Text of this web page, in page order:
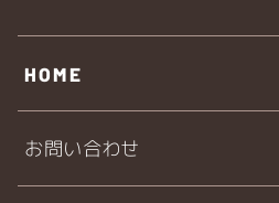
HOME
お問い合わせ